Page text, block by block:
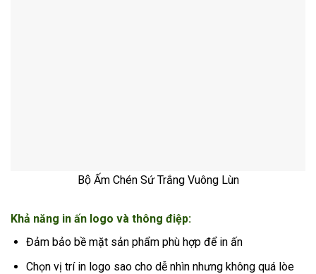
Bộ Ấm Chén Sứ Trắng Vuông Lùn
Khả năng in ấn logo và thông điệp:
Đảm bảo bề mặt sản phẩm phù hợp để in ấn
Chọn vị trí in logo sao cho dễ nhìn nhưng không quá lòe